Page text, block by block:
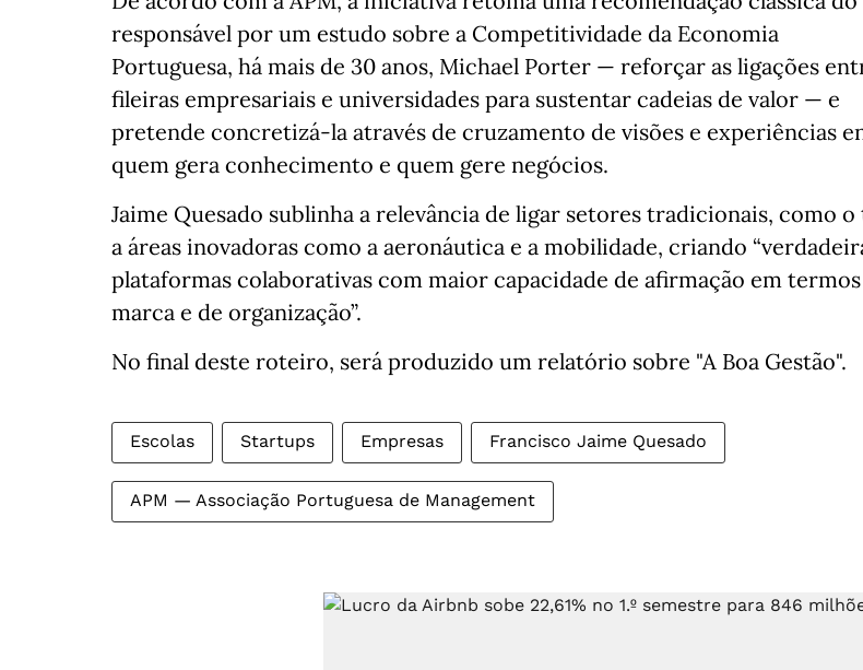
responsável por um estudo sobre a Competitividade da Economia
Portuguesa, há mais de 30 anos, Michael Porter — reforçar as ligações
fileiras empresariais e universidades para sustentar cadeias de valor — e
pretende concretizá‑la através de cruzamento de visões e experiências
quem gera conhecimento e quem gere negócios.
Jaime Quesado sublinha a relevância de ligar setores tradicionais, como
a áreas inovadoras como a aeronáutica e a mobilidade, criando
plataformas colaborativas com maior capacidade de afirmação em
marca e de organização”.
No final deste roteiro, será produzido um relatório sobre "A Boa Gestão".
Escolas Startups Empresas Francisco Jaime Quesado
APM — Associação Portuguesa de Management